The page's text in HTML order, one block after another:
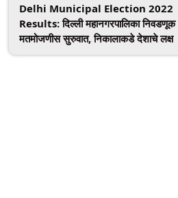
Delhi Municipal Election 2022
Results: दिल्ली महानगरपालिका निवडणूक
मतमोजणीस सुरुवात, निकालाकडे देशाचे लक्ष